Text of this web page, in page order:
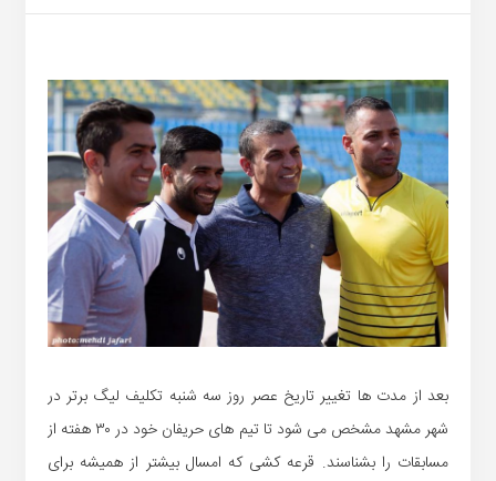
بعد از مدت ها تغییر تاریخ عصر روز سه شنبه تکلیف لیگ برتر در
شهر مشهد مشخص می شود تا تیم های حریفان خود در ۳۰ هفته از
مسابقات را بشناسند. قرعه کشی که امسال بیشتر از همیشه برای